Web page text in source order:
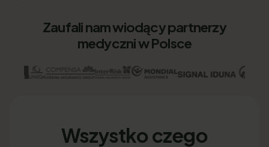
Zaufali nam wiodący partnerzy
medyczni w Polsce
Wszystko czego